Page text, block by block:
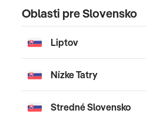
Oblasti pre Slovensko
Liptov
Nízke Tatry
Stredné Slovensko